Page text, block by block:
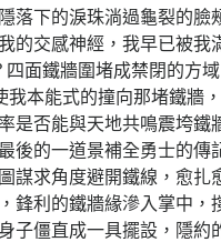
落下的淚珠淌過龜裂的
的交感神經，我早已被我
鐵牆圍堵成禁閉的方域
本能式的撞向那堵鐵牆
是否能與天地共鳴震垮
後的一道景補全勇士的
謀求角度避開鐵線，愈
鋒利的鐵牆緣滲入掌中
子僵直成一具擺設，隱